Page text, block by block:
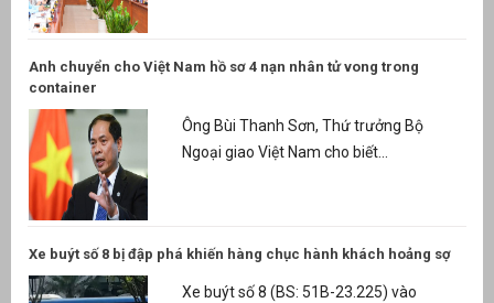
Anh chuyển cho Việt Nam hồ sơ 4 nạn nhân tử vong trong
container
Ông Bùi Thanh Sơn, Thứ trưởng Bộ
Ngoại giao Việt Nam cho biết...
Xe buýt số 8 bị đập phá khiến hàng chục hành khách hoảng sợ
Xe buýt số 8 (BS: 51B-23.225) vào